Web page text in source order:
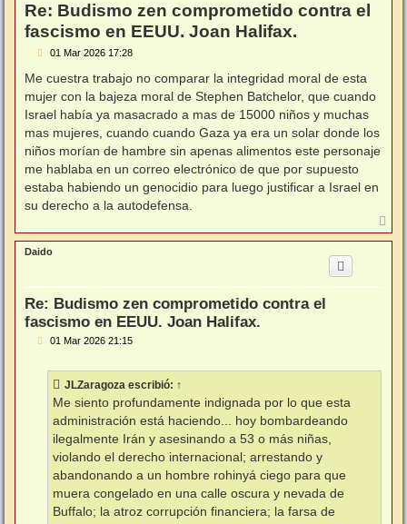
Re: Budismo zen comprometido contra el
fascismo en EEUU. Joan Halifax.
M
n
a
j
e
01 Mar 2026 17:28
Me cuestra trabajo no comparar la integridad moral de esta
mujer con la bajeza moral de Stephen Batchelor, que cuando
Israel había ya masacrado a mas de 15000 niños y muchas
mas mujeres, cuando cuando Gaza ya era un solar donde los
niños morían de hambre sin apenas alimentos este personaje
me hablaba en un correo electrónico de que por supuesto
estaba habiendo un genocidio para luego justificar a Israel en
su derecho a la autodefensa.
r
Daido
Re: Budismo zen comprometido contra el
fascismo en EEUU. Joan Halifax.
M
01 Mar 2026 21:15
JLZaragoza escribió: ↑
Me siento profundamente indignada por lo que esta
administración está haciendo... hoy bombardeando
ilegalmente Irán y asesinando a 53 o más niñas,
violando el derecho internacional; arrestando y
abandonando a un hombre rohinyá ciego para que
muera congelado en una calle oscura y nevada de
Buffalo; la atroz corrupción financiera; la farsa de